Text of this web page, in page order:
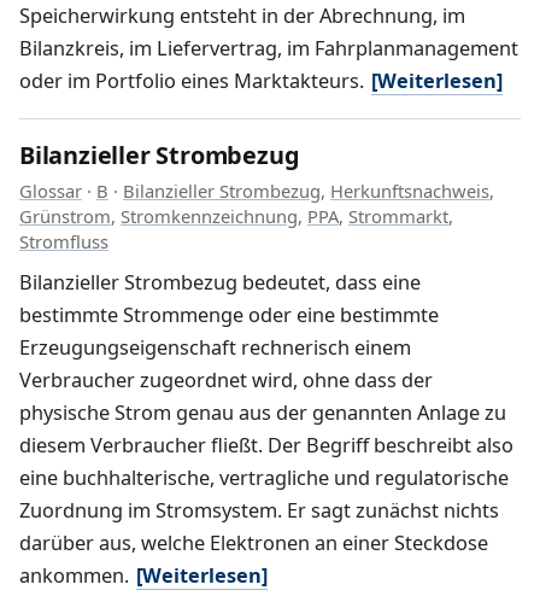
Speicherwirkung entsteht in der Abrechnung, im
Bilanzkreis, im Liefervertrag, im Fahrplanmanagement
oder im Portfolio eines Marktakteurs. [Weiterlesen]
Bilanzieller Strombezug
Glossar · B · Bilanzieller Strombezug, Herkunftsnachweis,
Grünstrom, Stromkennzeichnung, PPA, Strommarkt,
Stromfluss
Bilanzieller Strombezug bedeutet, dass eine
bestimmte Strommenge oder eine bestimmte
Erzeugungseigenschaft rechnerisch einem
Verbraucher zugeordnet wird, ohne dass der
physische Strom genau aus der genannten Anlage zu
diesem Verbraucher fließt. Der Begriff beschreibt also
eine buchhalterische, vertragliche und regulatorische
Zuordnung im Stromsystem. Er sagt zunächst nichts
darüber aus, welche Elektronen an einer Steckdose
ankommen. [Weiterlesen]